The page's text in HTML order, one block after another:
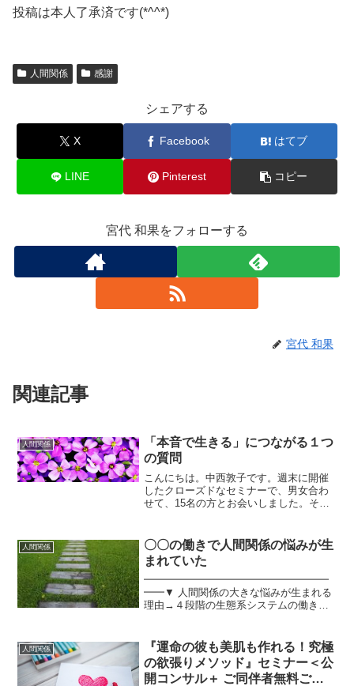
投稿は本人了承済です(*^^*)
人間関係 感謝
シェアする
X Facebook はてブ
LINE Pinterest コピー
宮代 和果をフォローする
宮代 和果
関連記事
人間関係
「本音で生きる」につながる１つ
の質問
こんにちは。中西敦子です。週末に開催
したクローズドなセミナーで、男女合わ
せて、15名の方とお会いしました。その
を受けました。ちなみに、レトルトカレ
ーの投稿というのは＞＞...
人間関係
〇〇の働きで人間関係の悩みが生
まれていた
━━━━━━━━━━━━━━━━━━
━━▼ 人間関係の大きな悩みが生まれる
理由→４段階の生態系システムの働きだ
━━今日は、人間関係の悩みが生まれる
理由についてお話したいと思います。■過
去の人間関係で「...
人間関係
『運命の彼も美肌も作れる！究極
の欲張りメソッド』セミナー＜公
開コンサル＋ ご同伴者無料ご招